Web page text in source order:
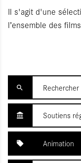
Il s'agit d'une
l’ensemble des
Soutiens
Animation